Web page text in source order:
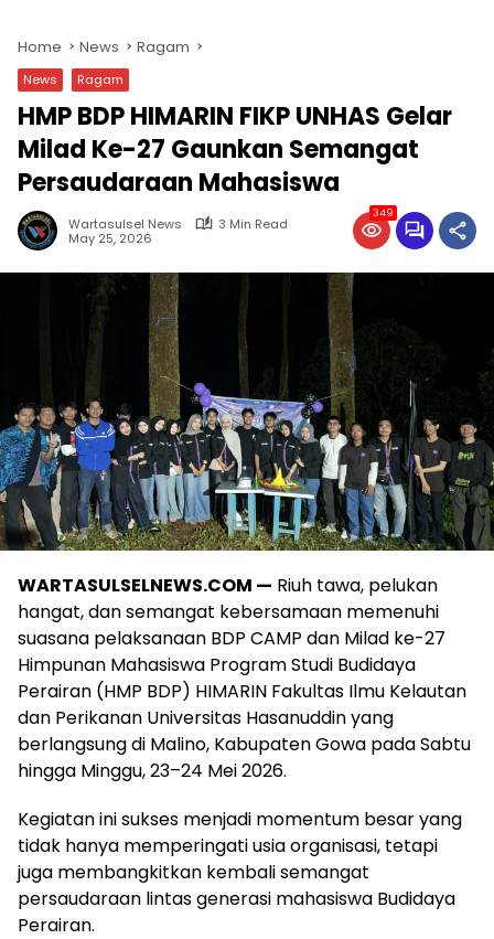
Home News Ragam
News Ragam
HMP BDP HIMARIN FIKP UNHAS Gelar
Milad Ke-27 Gaunkan Semangat
Persaudaraan Mahasiswa
Wartasulsel News
3 Min Read
May 25, 2026
349
WARTASULSELNEWS.COM — Riuh tawa, pelukan
hangat, dan semangat kebersamaan memenuhi
suasana pelaksanaan BDP CAMP dan Milad ke-27
Himpunan Mahasiswa Program Studi Budidaya
Perairan (HMP BDP) HIMARIN Fakultas Ilmu Kelautan
dan Perikanan Universitas Hasanuddin yang
berlangsung di Malino, Kabupaten Gowa pada Sabtu
hingga Minggu, 23–24 Mei 2026.
Kegiatan ini sukses menjadi momentum besar yang
tidak hanya memperingati usia organisasi, tetapi
juga membangkitkan kembali semangat
persaudaraan lintas generasi mahasiswa Budidaya
Perairan.